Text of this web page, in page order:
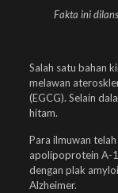
Fakta ini
Salah satu bahan
melawan
(EGCG). Selain
hitam.
Para ilmuwan
apolipoprotein A-
dengan plak
Alzheimer.